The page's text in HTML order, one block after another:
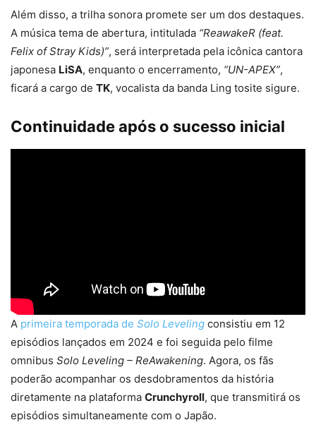
Além disso, a trilha sonora promete ser um dos destaques.
A música tema de abertura, intitulada “ReawakeR (feat.
Felix of Stray Kids)”, será interpretada pela icônica cantora
japonesa LiSA, enquanto o encerramento, “UN-APEX”,
ficará a cargo de TK, vocalista da banda Ling tosite sigure.
Continuidade após o sucesso inicial
A primeira temporada de Solo Leveling consistiu em 12
episódios lançados em 2024 e foi seguida pelo filme
omnibus Solo Leveling – ReAwakening. Agora, os fãs
poderão acompanhar os desdobramentos da história
diretamente na plataforma Crunchyroll, que transmitirá os
episódios simultaneamente com o Japão.